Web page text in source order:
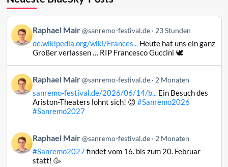
Beitrag
von
Raphael
Bluesky
ansehen
Raphael Mair @sanremo-festival.de 23 Stunden
de.wikipedia.org/wiki/Frances...Heute hat uns ein ganz
Großer verlassen … RIP Francesco Guccini 🕊️
Beitrag
von
Raphael
ansehen
Raphael Mair @sanremo-festival.de 2 Monaten
sanremo-festival.de/2026/06/14/b...Ein Besuch des
Ariston-Theaters lohnt sich! 😊 #Sanremo2026
#Sanremo2027
Beitrag
von
Raphael
Raphael Mair @sanremo-festival.de 2 Monaten
#Sanremo2027findet vom 16. bis zum 20. Februar
statt! 🥳